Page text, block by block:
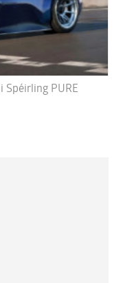
Spéirling PURE